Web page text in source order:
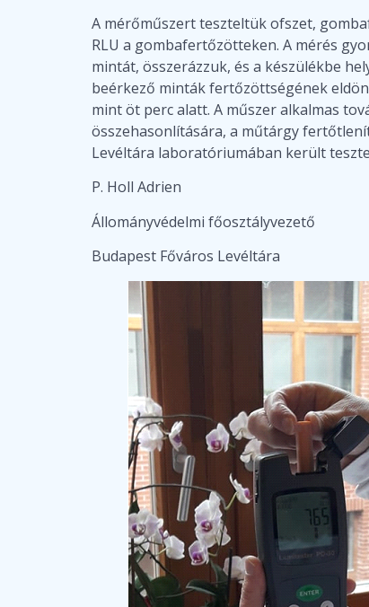
A mérőműszert teszteltük ofszet,
RLU a gombafertőzötteken. A mérés
mintát, összerázzuk, és a készülékbe
beérkező minták fertőzöttségének
mint öt perc alatt. A műszer alkalmas
összehasonlítására, a műtárgy
Levéltára laboratóriumában került
P. Holl Adrien
Állományvédelmi főosztályvezető
Budapest Főváros Levéltára